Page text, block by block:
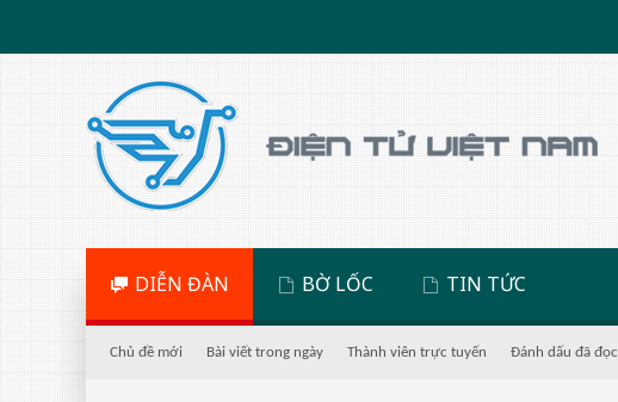
DIỄN ĐÀN BỜ LỐC TIN TỨC
Chủ đề mới Bài viết trong ngày Thành viên trực tuyến Đánh dấu đã đọc